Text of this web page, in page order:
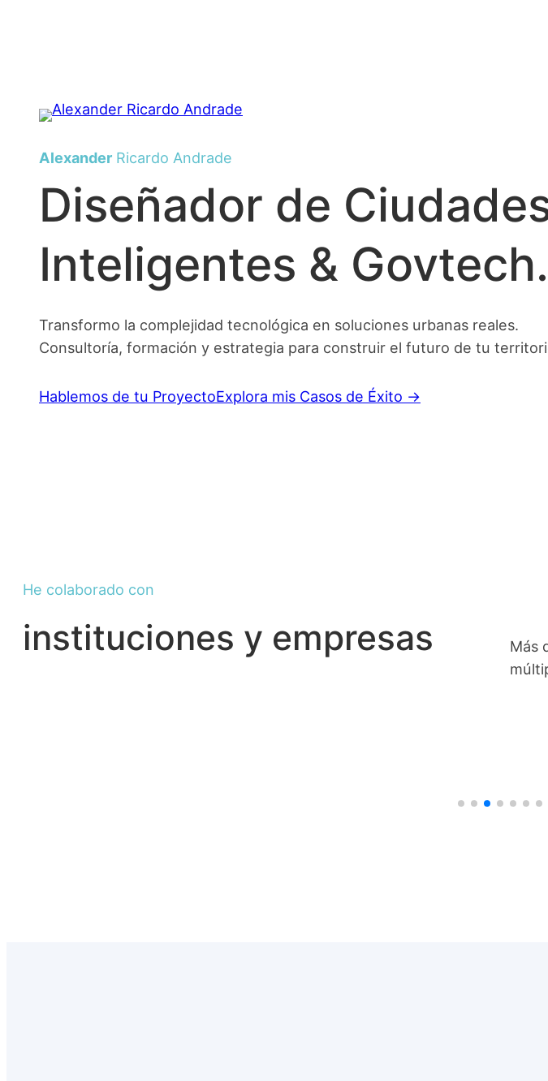
Alexander Ricardo Andrade
Diseñador de
Inteligentes & Govtech.
Transformo la complejidad tecnológica en soluciones urbanas reales.
Consultoría, formación y estrategia para construir el futuro de tu
Hablemos de tu ProyectoExplora mis Casos de Éxito →
He colaborado con
instituciones y empresas
Más